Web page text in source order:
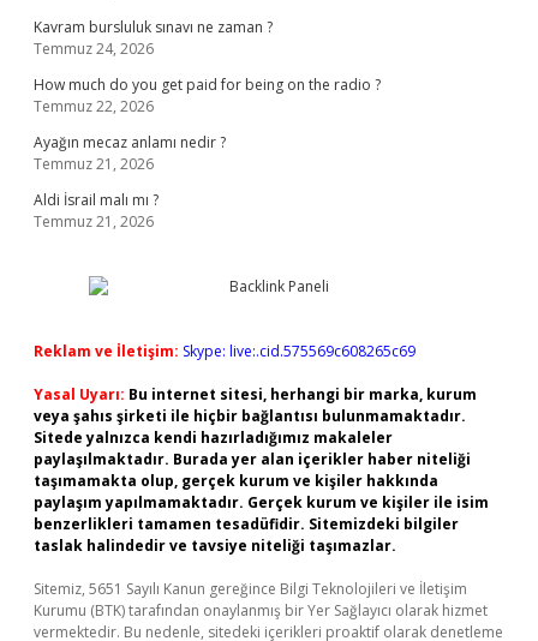
Kavram bursluluk sınavı ne zaman ?
Temmuz 24, 2026
How much do you get paid for being on the radio ?
Temmuz 22, 2026
Ayağın mecaz anlamı nedir ?
Temmuz 21, 2026
Aldi İsrail malı mı ?
Temmuz 21, 2026
Reklam ve İletişim: Skype: live:.cid.575569c608265c69
Yasal Uyarı: Bu internet sitesi, herhangi bir marka, kurum
veya şahıs şirketi ile hiçbir bağlantısı bulunmamaktadır.
Sitede yalnızca kendi hazırladığımız makaleler
paylaşılmaktadır. Burada yer alan içerikler haber niteliği
taşımamakta olup, gerçek kurum ve kişiler hakkında
paylaşım yapılmamaktadır. Gerçek kurum ve kişiler ile isim
benzerlikleri tamamen tesadüfidir. Sitemizdeki bilgiler
taslak halindedir ve tavsiye niteliği taşımazlar.
Sitemiz, 5651 Sayılı Kanun gereğince Bilgi Teknolojileri ve İletişim
Kurumu (BTK) tarafından onaylanmış bir Yer Sağlayıcı olarak hizmet
vermektedir. Bu nedenle, sitedeki içerikleri proaktif olarak denetleme